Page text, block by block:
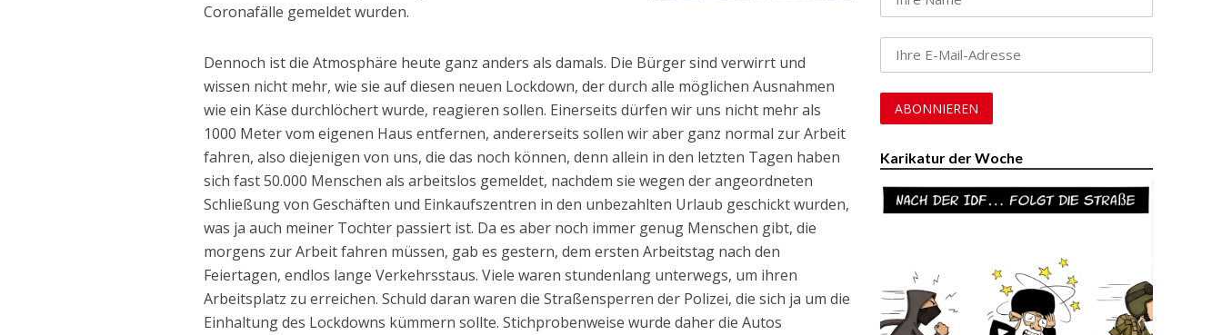
Coronafälle gemeldet wurden.
Dennoch ist die Atmosphäre heute ganz anders als damals. Die Bürger sind verwirrt und
wissen nicht mehr, wie sie auf diesen neuen Lockdown, der durch alle möglichen Ausnahmen
wie ein Käse durchlöchert wurde, reagieren sollen. Einerseits dürfen wir uns nicht mehr als
1000 Meter vom eigenen Haus entfernen, andererseits sollen wir aber ganz normal zur Arbeit
fahren, also diejenigen von uns, die das noch können, denn allein in den letzten Tagen haben
sich fast 50.000 Menschen als arbeitslos gemeldet, nachdem sie wegen der angeordneten
Schließung von Geschäften und Einkaufszentren in den unbezahlten Urlaub geschickt wurden,
was ja auch meiner Tochter passiert ist. Da es aber noch immer genug Menschen gibt, die
morgens zur Arbeit fahren müssen, gab es gestern, dem ersten Arbeitstag nach den
Feiertagen, endlos lange Verkehrsstaus. Viele waren stundenlang unterwegs, um ihren
Arbeitsplatz zu erreichen. Schuld daran waren die Straßensperren der Polizei, die sich ja um die
Einhaltung des Lockdowns kümmern sollte. Stichprobenweise wurde daher die Autos
Karikatur der Woche